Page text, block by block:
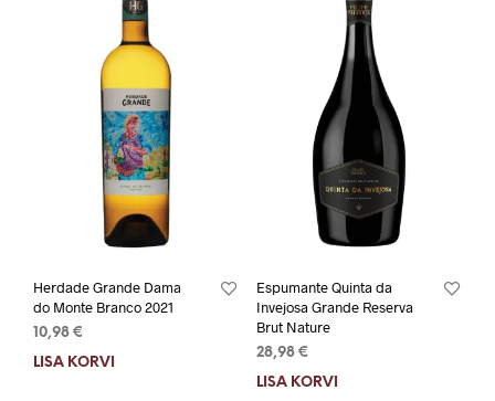
Herdade Grande Dama
do Monte Branco 2021
10,98 €
LISA KORVI
Espumante Quinta da
Invejosa Grande Reserva
Brut Nature
28,98 €
LISA KORVI